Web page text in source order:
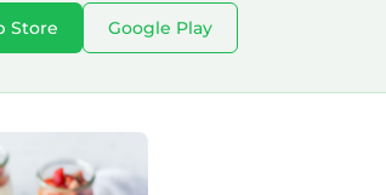
Store Google Play